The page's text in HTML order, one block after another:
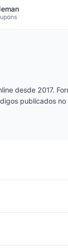
desde 2017.
publicados